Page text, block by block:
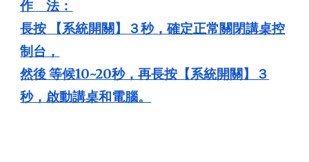
作 法：
長按 【系統開關】３秒，確定正常關閉講桌控
制台，
然後 等候10~20秒，再長按【系統開關】３
秒，啟動講桌和電腦。